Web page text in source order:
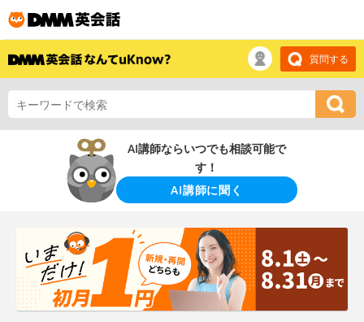
質問する
AI講師ならいつでも相談可能で
す！
AI講師に聞く